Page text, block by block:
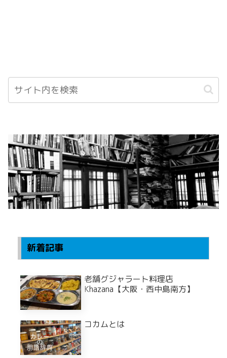
新着記事
老舗グジャラート料理店
Khazana【大阪・西中島南方】
コカムとは